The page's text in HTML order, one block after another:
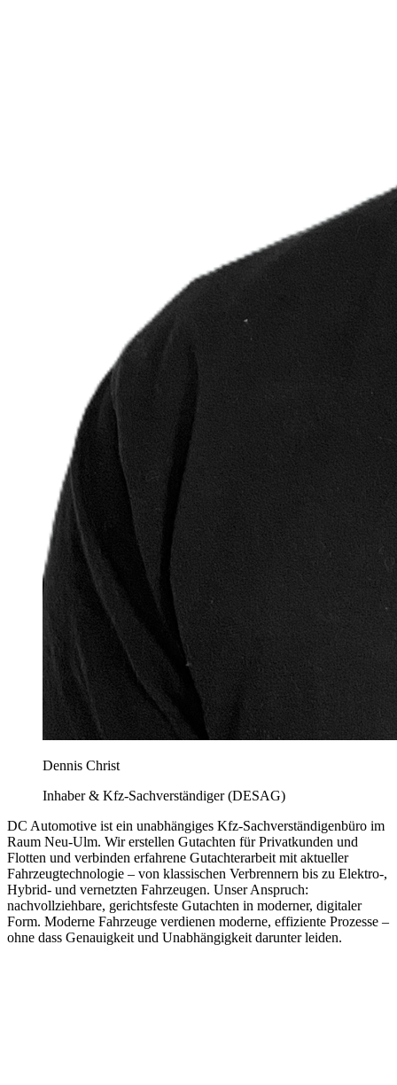
Dennis Christ
Inhaber & Kfz-Sachverständiger (DESAG)
DC Automotive ist ein unabhängiges Kfz-Sachverständigenbüro im
Raum Neu-Ulm. Wir erstellen Gutachten für Privatkunden und
Flotten und verbinden erfahrene Gutachterarbeit mit aktueller
Fahrzeugtechnologie – von klassischen Verbrennern bis zu Elektro-,
Hybrid- und vernetzten Fahrzeugen. Unser Anspruch:
nachvollziehbare, gerichtsfeste Gutachten in moderner, digitaler
Form. Moderne Fahrzeuge verdienen moderne, effiziente Prozesse –
ohne dass Genauigkeit und Unabhängigkeit darunter leiden.